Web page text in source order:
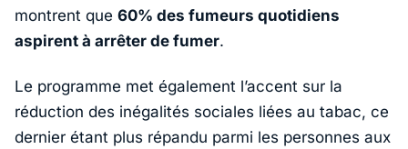
montrent que 60% des fumeurs quotidiens
aspirent à arrêter de fumer.
Le programme met également l’accent sur la
réduction des inégalités sociales liées au tabac, ce
dernier étant plus répandu parmi les personnes aux